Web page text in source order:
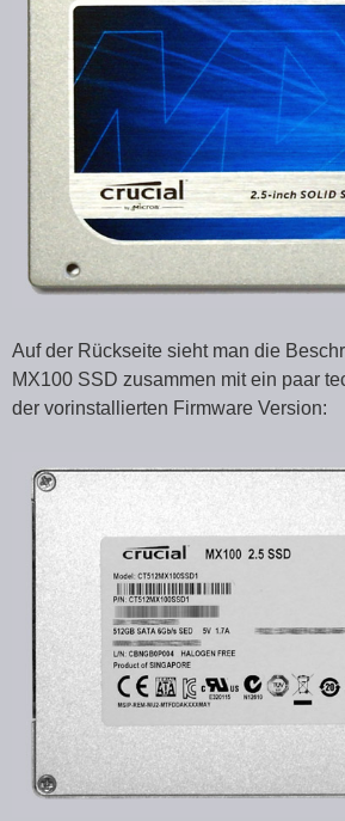
Auf der Rückseite sieht man die
MX100 SSD zusammen mit ein paar
der vorinstallierten Firmware Version: